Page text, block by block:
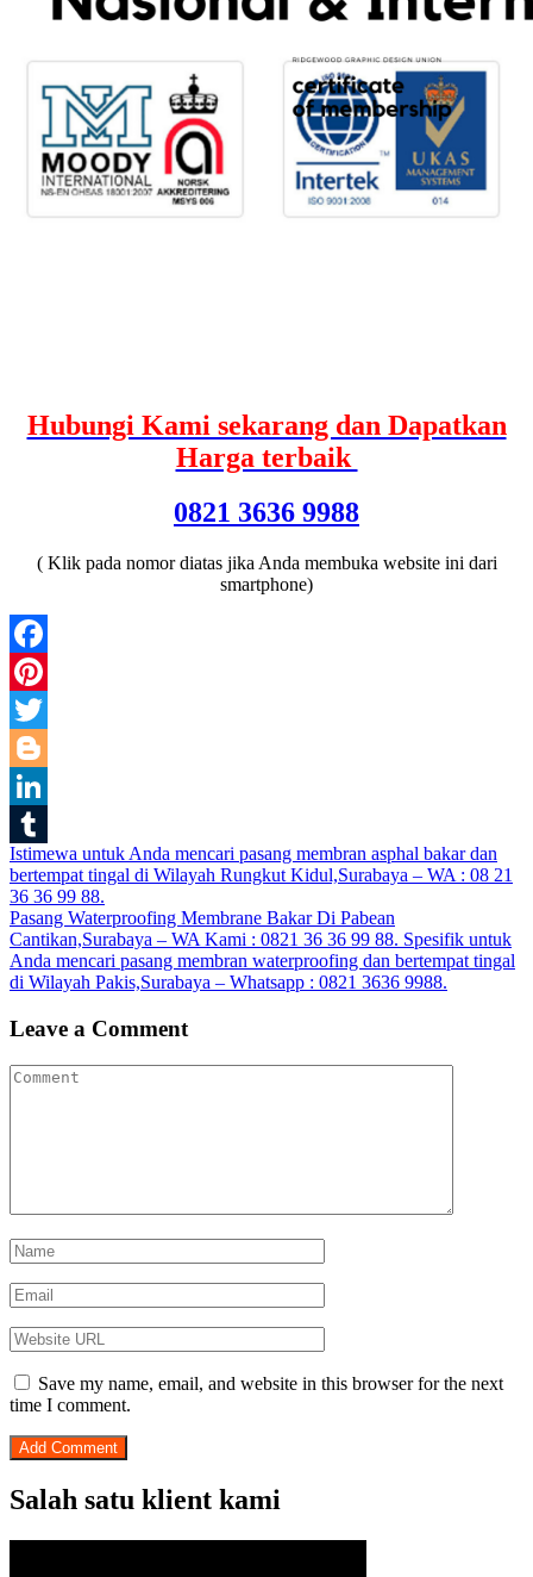
Hubungi Kami sekarang dan Dapatkan
Harga terbaik
0821 3636 9988
( Klik pada nomor diatas jika Anda membuka website ini dari
smartphone)
Facebook
Pinterest
Twitter
Blogger
LinkedIn
Tumblr
Post
navigation
Istimewa untuk Anda mencari pasang membran asphal bakar dan
bertempat tingal di Wilayah Rungkut Kidul,Surabaya – WA : 08 21
36 36 99 88.
Pasang Waterproofing Membrane Bakar Di Pabean
Cantikan,Surabaya – WA Kami : 0821 36 36 99 88. Spesifik untuk
Anda mencari pasang membran waterproofing dan bertempat tingal
di Wilayah Pakis,Surabaya – Whatsapp : 0821 3636 9988.
Leave a Comment
Save my name, email, and website in this browser for the next
time I comment.
Salah satu klient kami